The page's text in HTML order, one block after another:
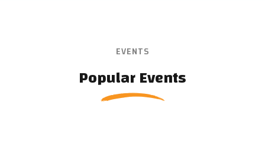
EVENTS
Popular Events